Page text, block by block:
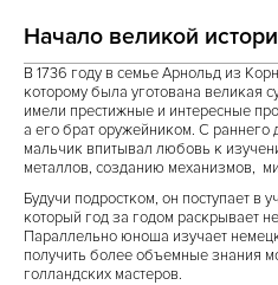
Начало великой
В 1736 году в семье Арнольд из
которому была уготована великая
имели престижные и интересные
а его брат оружейником. С раннего
мальчик впитывал любовь к
металлов, созданию механизмов,
Будучи подростком, он поступает в
который год за годом раскрывает
Параллельно юноша изучает
получить более объемные знания
голландских мастеров.